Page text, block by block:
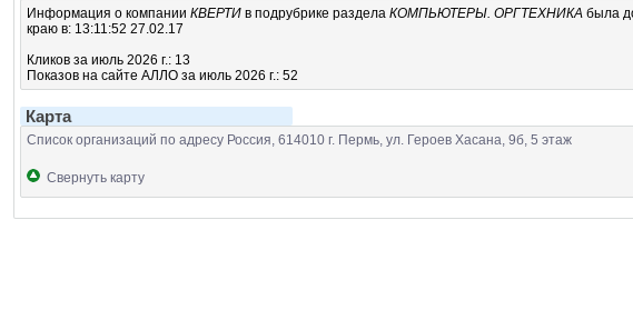
Информация о компании КВЕРТИ в подрубрике раздела КОМПЬЮТЕРЫ. ОРГТЕХНИКА была
краю в: 13:11:52 27.02.17
Кликов за июль 2026 г.: 13
Показов на сайте АЛЛО за июль 2026 г.: 52
Карта
Список организаций по адресу Россия, 614010 г. Пермь, ул. Героев Хасана, 9б, 5 этаж
Свернуть карту